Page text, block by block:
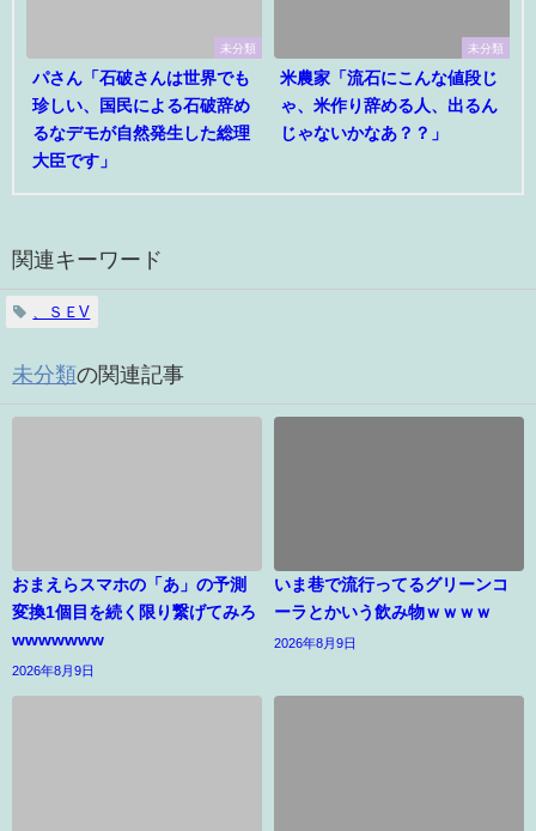
未分類
パさん「石破さんは世界でも
珍しい、国民による石破辞め
るなデモが自然発生した総理
大臣です」
未分類
米農家「流石にこんな値段じ
ゃ、米作り辞める人、出るん
じゃないかなあ？？」
関連キーワード
、ＳＥV
未分類の関連記事
おまえらスマホの「あ」の予測
変換1個目を続く限り繋げてみろ
wwwwwww
2026年8月9日
いま巷で流行ってるグリーンコ
ーラとかいう飲み物ｗｗｗｗ
2026年8月9日